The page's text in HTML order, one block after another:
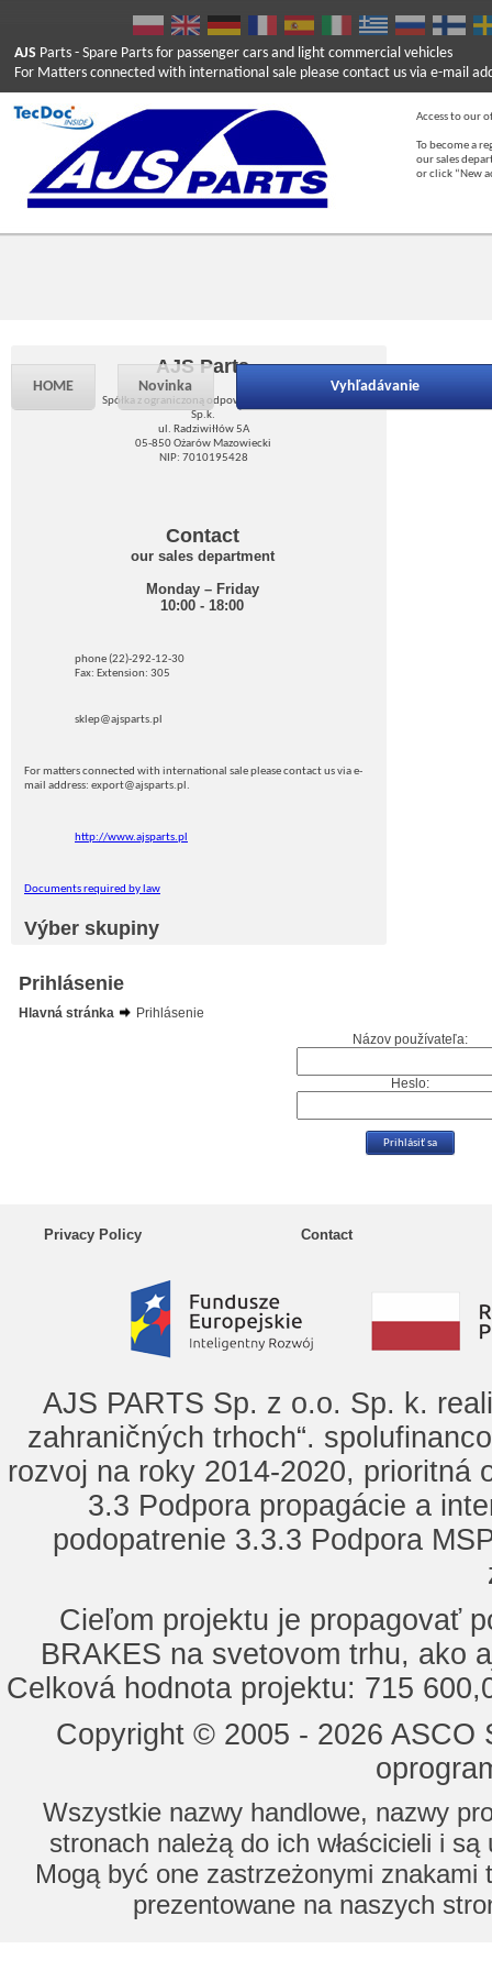
AJS Parts - Spare Parts for passenger cars and light commercial vehicles
For Matters connected with international sale please contact us via e-mail
Access to our
To become a
our sales
or click “New
HOME Novinka Vyhľadávanie
AJS Parts
Spółka z ograniczoną odpowiedzialnością
Sp.k.
ul. Radziwiłłów 5A
05-850 Ożarów Mazowiecki
NIP: 7010195428
Contact
our sales department
Monday – Friday
10:00 - 18:00
phone (22)-292-12-30
Fax: Extension: 305
sklep@ajsparts.pl
For matters connected with international sale please contact us via e-
mail address: export@ajsparts.pl.
http://www.ajsparts.pl
Documents required by law
Výber skupiny
Prihlásenie
Hlavná stránka
Prihlásenie
Názov používateľa:
Heslo:
Privacy Policy Contact
AJS PARTS Sp. z o.o. Sp. k.
zahraničných trhoch“.
rozvoj na roky 2014-2020, prioritná
3.3 Podpora propagácie a
podopatrenie 3.3.3 Podpora
Cieľom projektu je propagovať
BRAKES na svetovom trhu, ako
Celková hodnota projektu: 715
Copyright © 2005 - 2026
Wszystkie nazwy handlowe, nazwy
stronach należą do ich właścicieli i
Mogą być one zastrzeżonymi znakami
prezentowane na naszych